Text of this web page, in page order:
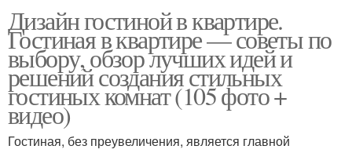
Дизайн гостиной в квартире.
Гостиная в квартире — советы по
выбору, обзор лучших идей и
решений создания стильных
гостиных комнат (105 фото +
видео)
Гостиная, без преувеличения, является главной